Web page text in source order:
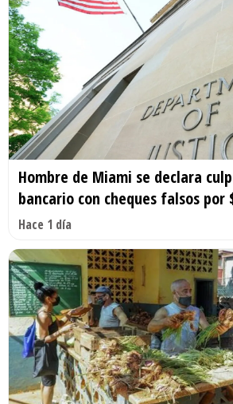
Hombre de Miami se declara
bancario con cheques falsos por
Hace 1 día